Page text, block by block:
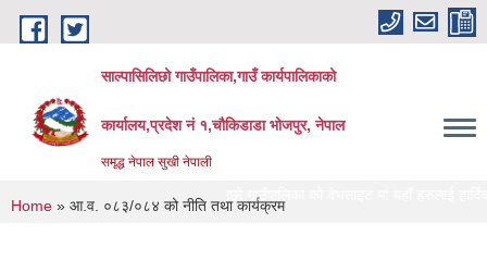
Skip to main content
साल्पासिलिछो गाउँपालिका,गाउँ कार्यपालिकाको
कार्यालय,प्रदेश नं १,चौकिडाडा भोजपुर, नेपाल
समृद्ध नेपाल सुखी नेपाली
साल्पासिलिछो गाउँपालिका को वेभसाइट मा यहाँ हरुलाई हार्दिक स्वागत
You are here
Home » आ.व. ०८३/०८४ को नीति तथा कार्यक्रम